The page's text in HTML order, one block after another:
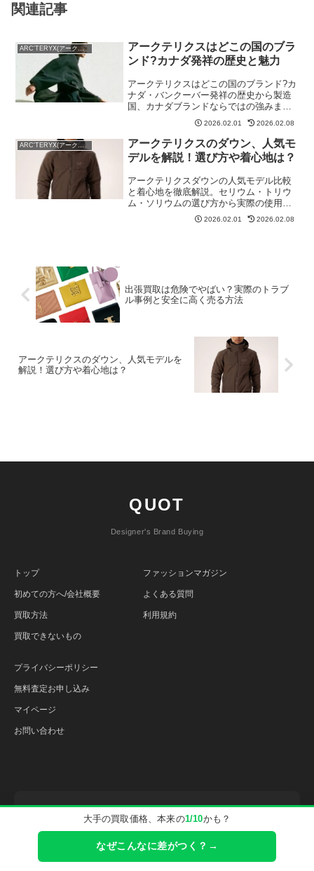
大手の買取価格、本来の1/10かも？
なぜこんなに差がつく？→
関連記事
ARC'TERYX(アークテリクス)
アークテリクスはどこの国のブラ
ンド?カナダ発祥の歴史と魅力
アークテリクスはどこの国のブランド?カ
ナダ・バンクーバー発祥の歴史から製造
国、カナダブランドならではの強みまで
徹底解説。始祖鳥ロゴの意味も。
2026.02.01 2026.02.08
ARC'TERYX(アークテリクス)
アークテリクスのダウン、人気モ
デルを解説！選び方や着心地は？
アークテリクスダウンの人気モデル比較
と着心地を徹底解説。セリウム・トリウ
ム・ソリウムの選び方から実際の使用感
まで。最高峰のダウン選びに。
2026.02.01 2026.02.08
出張買取は危険でやばい？実際のトラブ
ル事例と安全に高く売る方法
アークテリクスのダウン、人気モデルを
解説！選び方や着心地は？
QUOT
Designer's Brand Buying
トップ
初めての方へ/会社概要
買取方法
買取できないもの
ファッションマガジン
よくある質問
利用規約
プライバシーポリシー
無料査定お申し込み
マイページ
お問い合わせ
【埼玉県公安委員会許可】431380068497号